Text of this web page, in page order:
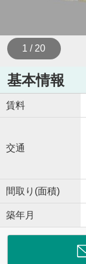
1 / 20
基本情報
賃料
交通
間取り(面積)
築年月